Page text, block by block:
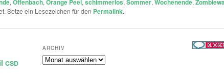
, Offenbach, Orange Peel , schimmerlos, Sommer, Wochenende,
Setze ein Lesezeichen für den Permalink.
CSD
ARCHIV
Archiv